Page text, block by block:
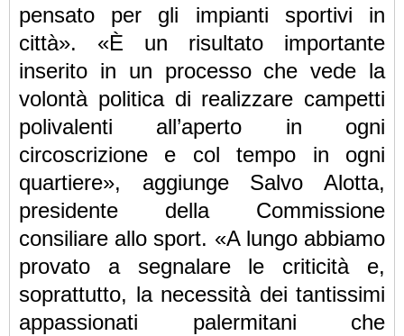
pensato per gli impianti sportivi in
città». «È un risultato importante
inserito in un processo che vede la
volontà politica di realizzare campetti
polivalenti all’aperto in ogni
circoscrizione e col tempo in ogni
quartiere», aggiunge Salvo Alotta,
presidente della Commissione
consiliare allo sport. «A lungo abbiamo
provato a segnalare le criticità e,
soprattutto, la necessità dei tantissimi
appassionati palermitani che